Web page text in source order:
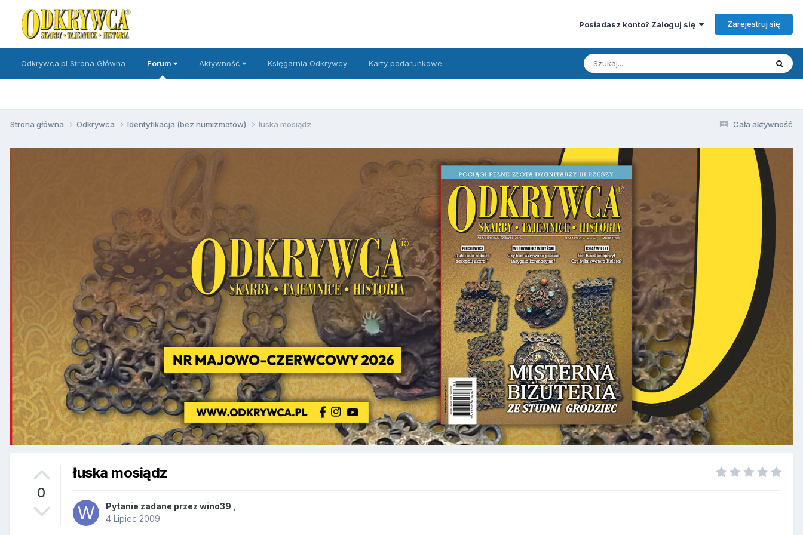
Posiadasz konto? Zaloguj się Zarejestruj się
Odkrywca.pl Strona Główna Forum Aktywność Księgarnia Odkrywcy Karty podarunkowe
Cała aktywność
Strona główna Odkrywca Identyfikacja (bez numizmatów) łuska mosiądz
0
łuska mosiądz
Pytanie zadane przez wino39
4 Lipiec 2009